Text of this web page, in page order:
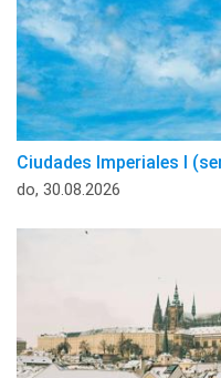
Ciudades Imperiales I
do, 30.08.2026